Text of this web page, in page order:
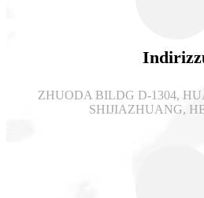
ZHUODA BILDG D-1304,
SHIJIAZHUANG,